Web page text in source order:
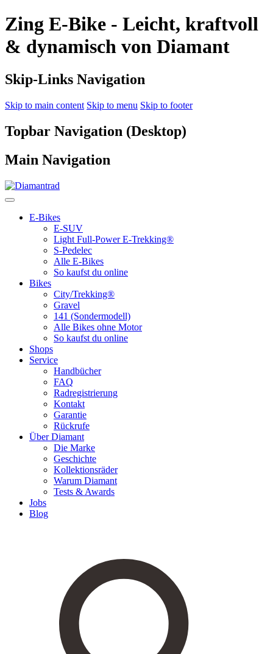
Zing E‑Bike - Leicht, kraftvoll
& dynamisch von Diamant
Skip-Links Navigation
Skip to main content Skip to menu Skip to footer
Topbar Navigation (Desktop)
Main Navigation
E-Bikes
E-SUV
Light Full-Power E-Trekking®
S-Pedelec
Alle E-Bikes
So kaufst du online
Bikes
City/Trekking®
Gravel
141 (Sondermodell)
Alle Bikes ohne Motor
So kaufst du online
Shops
Service
Handbücher
FAQ
Radregistrierung
Kontakt
Garantie
Rückrufe
Über Diamant
Die Marke
Geschichte
Kollektionsräder
Warum Diamant
Tests & Awards
Jobs
Blog